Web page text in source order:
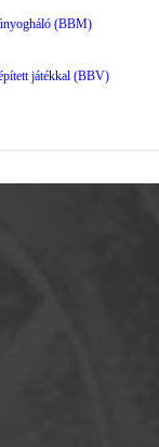
(BBM)
játékkal (BBV)